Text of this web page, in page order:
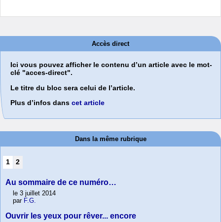
Accès direct
Ici vous pouvez afficher le contenu d’un article avec le mot-
clé "acces-direct".
Le titre du bloc sera celui de l’article.
Plus d’infos dans cet article
Dans la même rubrique
1 2
Au sommaire de ce numéro…
le 3 juillet 2014
par F.G.
Ouvrir les yeux pour rêver... encore